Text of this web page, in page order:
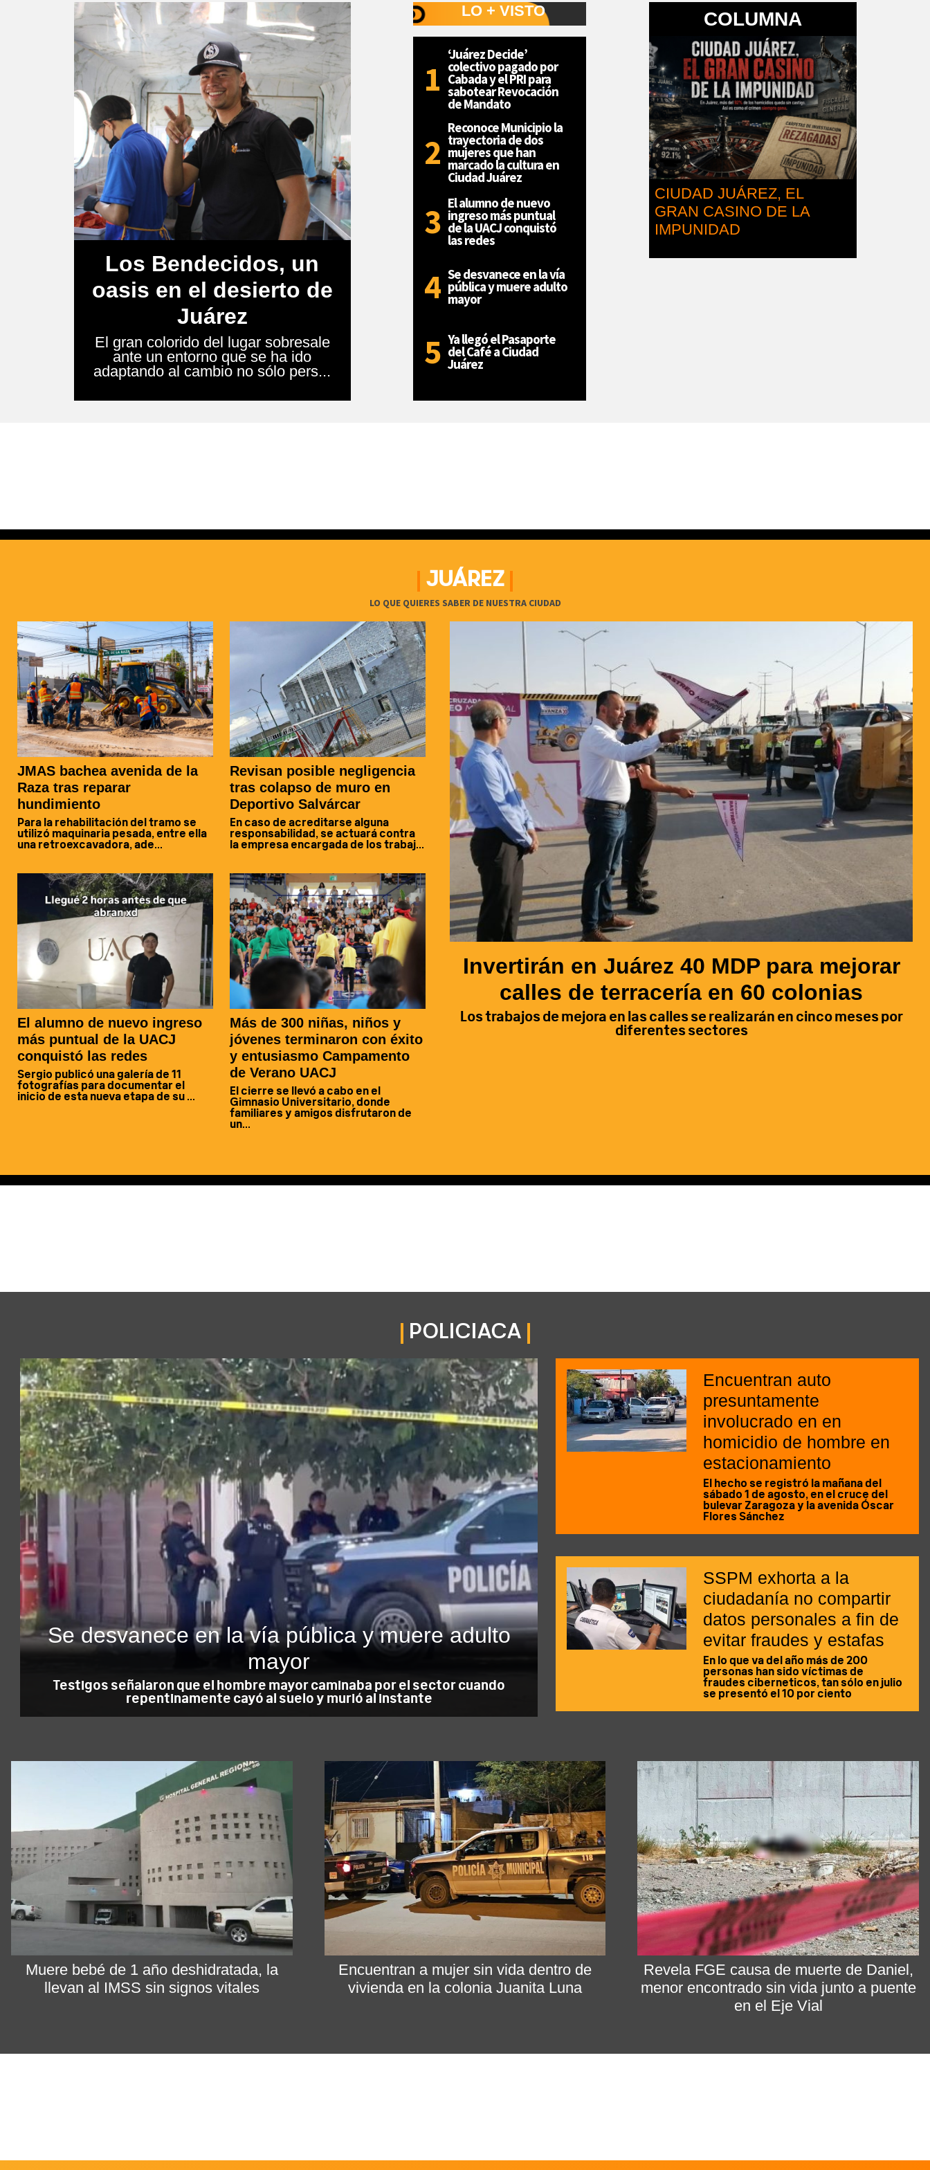
Los Bendecidos, un
oasis en el desierto de
Juárez
El gran colorido del lugar sobresale
ante un entorno que se ha ido
adaptando al cambio no sólo pers...
LO + VISTO
‘Juárez Decide’
colectivo pagado por
Cabada y el PRI para
sabotear Revocación
de Mandato
Reconoce Municipio la
trayectoria de dos
mujeres que han
marcado la cultura en
Ciudad Juárez
El alumno de nuevo
ingreso más puntual
de la UACJ conquistó
las redes
Se desvanece en la vía
pública y muere adulto
mayor
Ya llegó el Pasaporte
del Café a Ciudad
Juárez
COLUMNA
CIUDAD JUÁREZ, EL
GRAN CASINO DE LA
IMPUNIDAD
JUÁREZ
LO QUE QUIERES SABER DE NUESTRA CIUDAD
JMAS bachea avenida de la
Raza tras reparar
hundimiento
Para la rehabilitación del tramo se
utilizó maquinaria pesada, entre ella
una retroexcavadora, ade...
Revisan posible negligencia
tras colapso de muro en
Deportivo Salvárcar
En caso de acreditarse alguna
responsabilidad, se actuará contra
la empresa encargada de los trabaj...
El alumno de nuevo ingreso
más puntual de la UACJ
conquistó las redes
Sergio publicó una galería de 11
fotografías para documentar el
inicio de esta nueva etapa de su ...
Más de 300 niñas, niños y
jóvenes terminaron con éxito
y entusiasmo Campamento
de Verano UACJ
El cierre se llevó a cabo en el
Gimnasio Universitario, donde
familiares y amigos disfrutaron de
un...
Invertirán en Juárez 40 MDP para mejorar
calles de terracería en 60 colonias
Los trabajos de mejora en las calles se realizarán en cinco meses por
diferentes sectores
POLICIACA
Se desvanece en la vía pública y muere adulto
mayor
Testigos señalaron que el hombre mayor caminaba por el sector cuando
repentinamente cayó al suelo y murió al instante
Encuentran auto
presuntamente
involucrado en en
homicidio de hombre en
estacionamiento
El hecho se registró la mañana del
sábado 1 de agosto, en el cruce del
bulevar Zaragoza y la avenida Óscar
Flores Sánchez
SSPM exhorta a la
ciudadanía no compartir
datos personales a fin de
evitar fraudes y estafas
En lo que va del año más de 200
personas han sido víctimas de
fraudes ciberneticos, tan sólo en julio
se presentó el 10 por ciento
Muere bebé de 1 año deshidratada, la
llevan al IMSS sin signos vitales
Encuentran a mujer sin vida dentro de
vivienda en la colonia Juanita Luna
Revela FGE causa de muerte de Daniel,
menor encontrado sin vida junto a puente
en el Eje Vial